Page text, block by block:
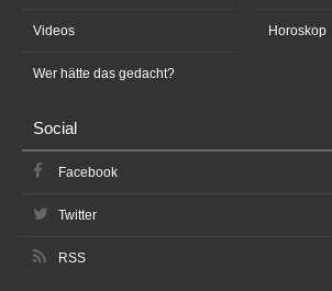
Videos
Wer hätte das gedacht?
Horoskop
Social
Facebook
Twitter
RSS